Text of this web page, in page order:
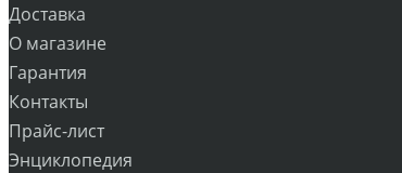
Доставка
О магазине
Гарантия
Контакты
Прайс-лист
Энциклопедия